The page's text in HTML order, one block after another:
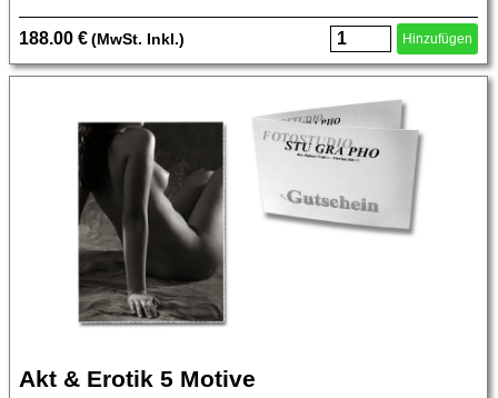
188.00 € (MwSt. Inkl.) Hinzufügen
Akt & Erotik 5 Motive